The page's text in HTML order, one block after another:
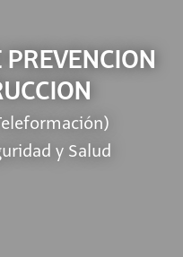
y Salud